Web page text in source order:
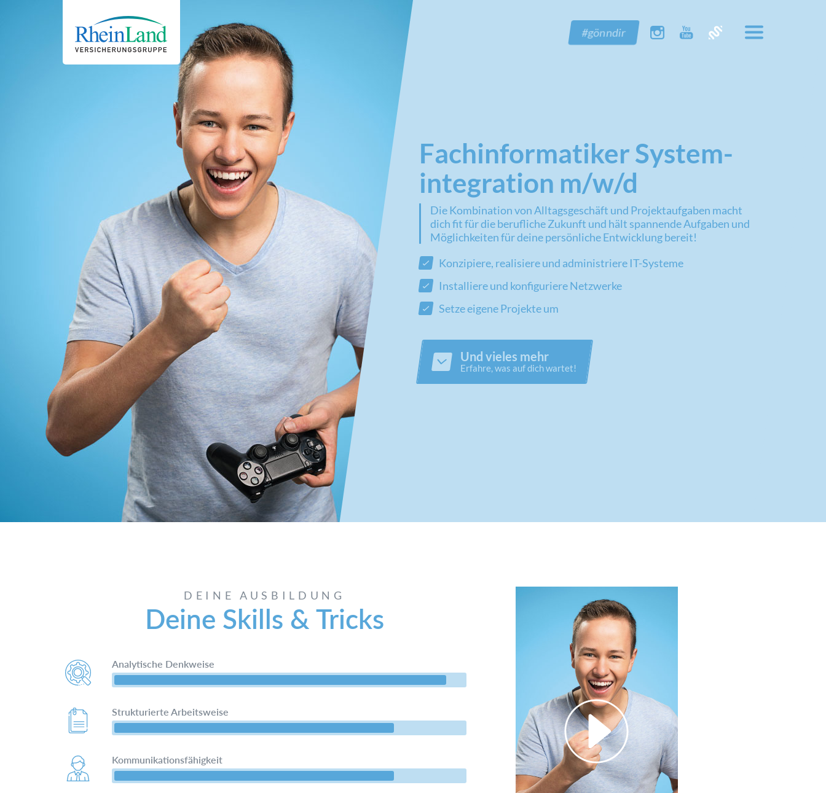
#gönndir
Fach­informatiker System­
integration m/w/d
Die Kombination von Alltagsgeschäft und Projektaufgaben macht
dich fit für die berufliche Zukunft und hält spannende Aufgaben und
Möglichkeiten für deine persönliche Entwicklung bereit!
Konzipiere, realisiere und administriere IT-Systeme
Installiere und konfiguriere Netzwerke
Setze eigene Projekte um
Und vieles mehr
Erfahre, was auf dich wartet!
DEINE AUSBILDUNG
Deine Skills & Tricks
Analytische Denkweise
Strukturierte Arbeitsweise
Kommunikationsfähigkeit